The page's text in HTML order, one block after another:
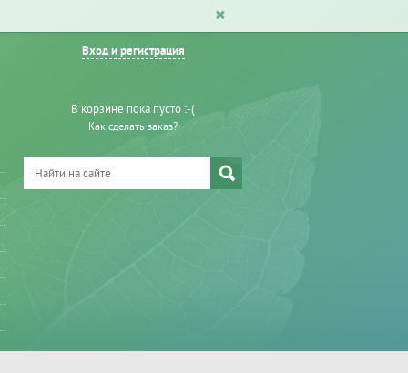
Вход и регистрация
В корзине пока пусто :-(
Как сделать заказ?